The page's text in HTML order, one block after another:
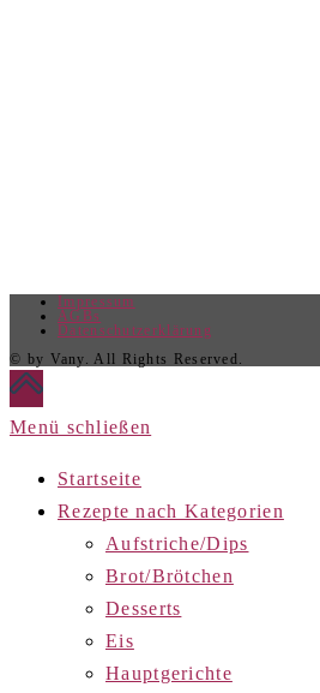
Impressum
AGBs
Datenschutzerklärung
© by Vany. All Rights Reserved.
Menü schließen
Startseite
Rezepte nach Kategorien
Aufstriche/Dips
Brot/Brötchen
Desserts
Eis
Hauptgerichte